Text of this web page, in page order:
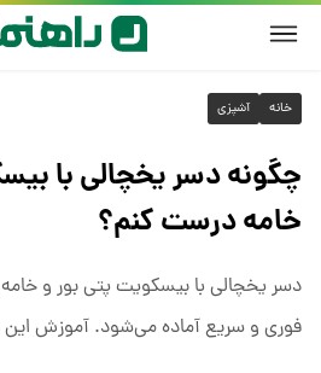
خانه آشپزی
چگونه دسر یخچالی با
خامه درست کنم؟
دسر یخچالی با بیسکویت پتی بور و
فوری و سریع آماده می‌شود. آموزش این